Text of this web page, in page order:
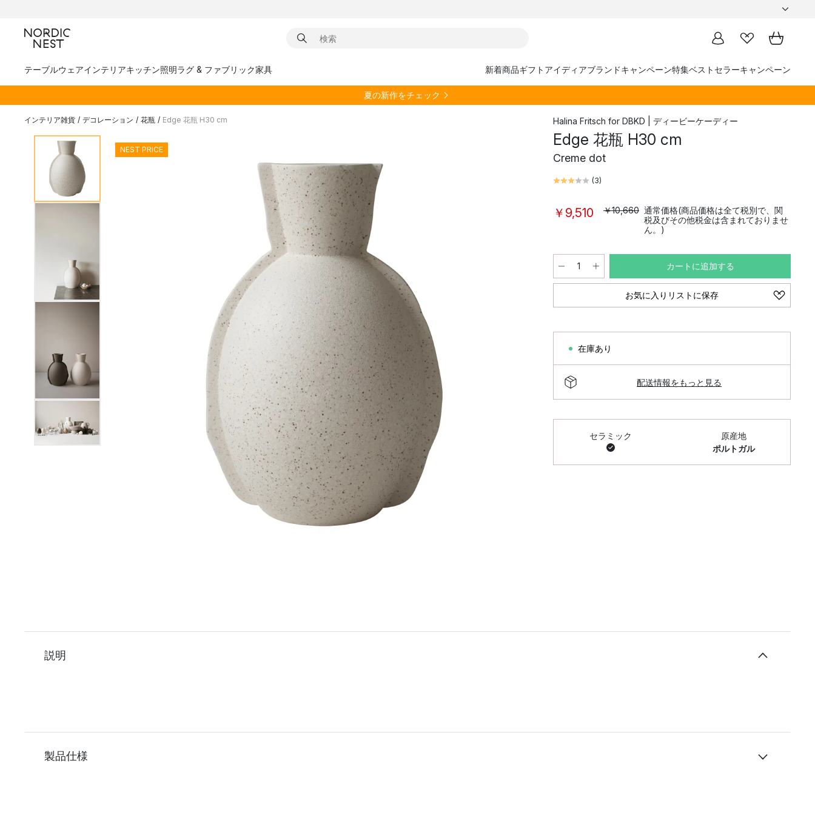
テーブルウェアインテリアキッチン照明ラグ & ファブリック家具 新着商品ギフトアイディアブランドキャンペーン特集ベストセラーキャンペーン
夏の新作をチェック
インテリア雑貨 / デコレーション / 花瓶 / Edge 花瓶 H30 cm
NEST PRICE
Halina Fritsch for DBKD | ディービーケーディー
Edge 花瓶 H30 cm
Creme dot
(3)
￥9,510 ￥10,660 通常価格(商品価格は全て税別で、関
税及びその他税金は含まれておりませ
ん。)
カートに追加する
お気に入りリストに保存
在庫あり
配送情報をもっと見る
セラミック
原産地
ポルトガル
説明
製品仕様